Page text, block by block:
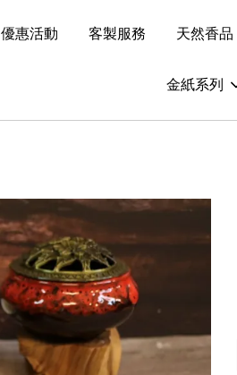
優惠活動 客製服務 天然香品
金紙系列